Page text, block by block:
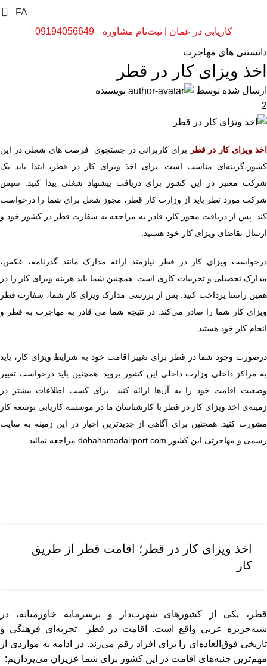
FA
کاریابی در عمان | ثبت‌نام مشاوره
09194056649
دانستنی های مهاجرت
اخذ ویزای کار در قطر
ارسال شده توسط
نویسنده
2
اخذ ویزای کار در قطر
برای کاربرانی در جستجوی فرصت های شغلی در این
کشور،گزینه‌ای مناسب است. برای اخذ ویزای کار در قطر، ابتدا باید یک
شرکت معتبر در این کشور برای دریافت پیشنهاد شغلی پیدا کنید. سپس
شرکت مورد نظر باید از وزارت کار قطر، مجوز شغل برای شما را درخواست
کند. پس از دریافت مجوز کار، قادر به مراجعه به سفارت قطر در کشور خود و
ارسال تقاضای ویزای کار خود هستید.
درخواست ویزای کار در قطر نیازمند ارائه مدارک مانند گذرنامه، عکس،
مدارک تحصیلی و تجربیات کاری است. همچنین شما باید هزینه ویزای کار را در
همین راستا پرداخت کنید. پس از بررسی مدارک ویزای کار شما، سفارت قطر
ویزای کار شما را صادر می‌کند. در نتیجه شما می قادر به مهاجرت به قطر و
انجام کار خود هستید.
درصورت وجود شما در قطر برای تغییر اقامت خود به شرایط ویزای کار، باید
به مراکز داخلی وزارت داخلی این کشور بروید. همچنین باید درخواست تغییر
وضعیت اقامت خود را به آن‌ها ارائه کنید. برای کسب اطلاعات بیشتر در
زمینه‌ی اخذ ویزای کار در قطر با کارشناسان ما در موسسه کاریابی توسعه کار
مشورت کنید. همچنین برای آگاهی از جدیدترین اخبار در این زمینه به سایت
رسمی و مهاجرتی این کشور dohahamadairport.com مراجعه نمائید.
اخذ ویزای کار در قطر؛ اقامت قطر از طریق
کار
قطر، یکی از کشورهای شهرت‌دار و پرسرمایه خاورمیانه، در
شبه‌جزیره عربی واقع است. اقامت در قطر تجربه‌ای فرهنگی و
تاریخی فوق‌العاده‌ای را برای افراد رقم می‌زند. در ادامه به مواردی از
مهم‌ترین جنبه‌های اقامت در این کشور برای شما عزیزان می‌پردازیم: